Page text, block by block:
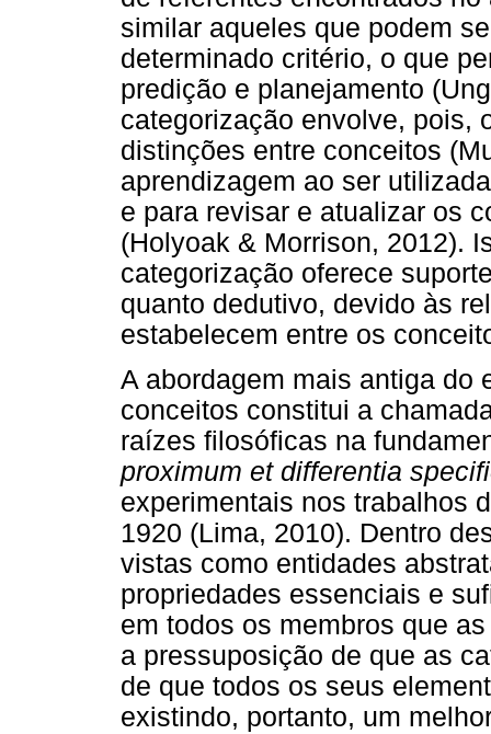
similar aqueles que podem
determinado critério, o que
predição e planejamento
categorização envolve, pois,
distinções entre conceitos
aprendizagem ao ser
e para revisar e atualizar os
(Holyoak & Morrison, 2012).
categorização oferece
quanto dedutivo, devido às
estabelecem entre os
A abordagem mais antiga do
conceitos constitui a
raízes filosóficas na
proximum et differentia
experimentais nos trabalhos
1920 (Lima, 2010). Dentro
vistas como entidades
propriedades essenciais e
em todos os membros que
a pressuposição de que as
de que todos os seus
existindo, portanto, um